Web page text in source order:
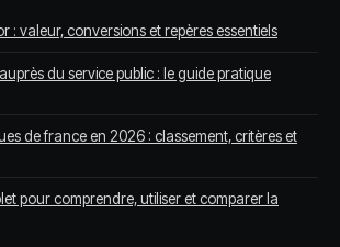
: valeur, conversions et repères essentiels
du service public : le guide pratique
de france en 2026 : classement, critères et
pour comprendre, utiliser et comparer la